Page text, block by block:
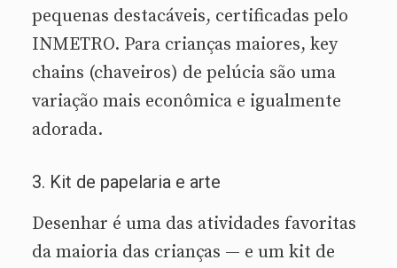
pequenas destacáveis, certificadas pelo
INMETRO. Para crianças maiores, key
chains (chaveiros) de pelúcia são uma
variação mais econômica e igualmente
adorada.
3. Kit de papelaria e arte
Desenhar é uma das atividades favoritas
da maioria das crianças — e um kit de